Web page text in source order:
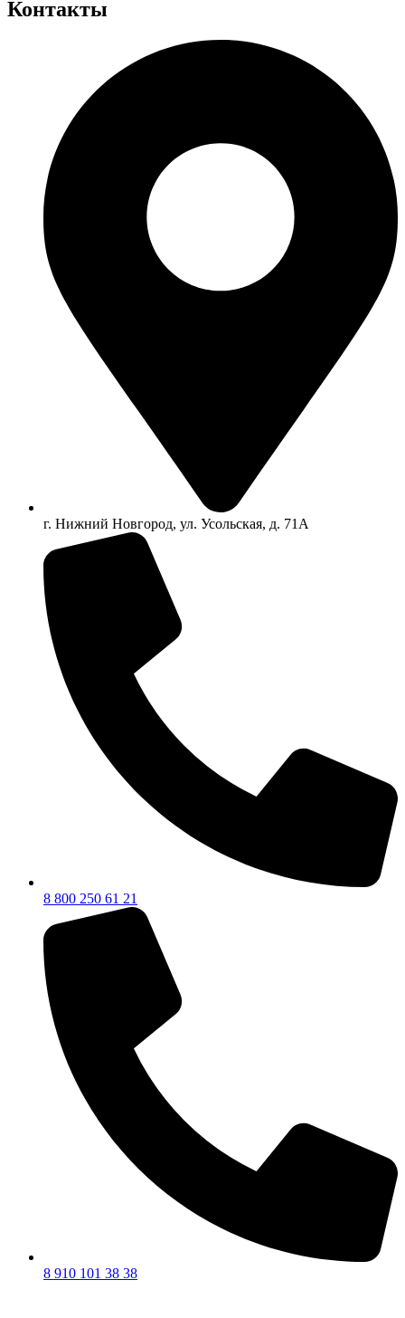
Контакты
г. Нижний Новгород, ул. Усольская, д. 71А
8 800 250 61 21
8 910 101 38 38